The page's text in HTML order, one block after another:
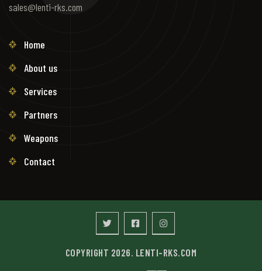
sales@lenti-rks.com
Home
About us
Services
Partners
Weapons
Contact
COPYRIGHT 2026. LENTI-RKS.COM